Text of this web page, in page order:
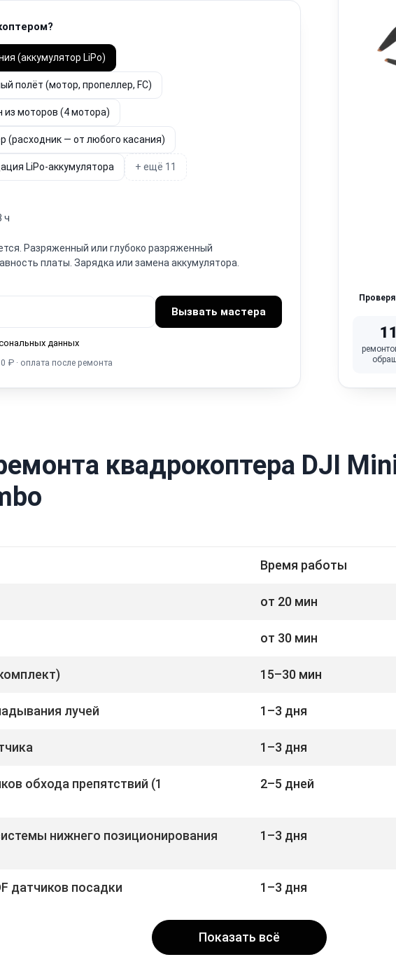
(аккумулятор LiPo)
полёт (мотор, пропеллер, FC)
из моторов (4 мотора)
(расходник — от любого касания)
LiPo-аккумулятора + ещё 11
ч
Разряженный или глубоко разряженный
платы. Зарядка или замена аккумулятора.
Вызвать мастера
данных
₽ · оплата после ремонта
квадрокоптера DJI
Время работы
от 20 мин
от 30 мин
15–30 мин
лучей 1–3 дня
1–3 дня
обхода препятствий (1
2–5 дней
нижнего позиционирования
1–3 дня
датчиков посадки 1–3 дня
Показать всё